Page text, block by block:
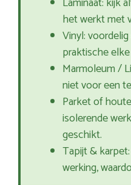
het werkt met
Vinyl:
praktische
Marmoleum /
niet voor een
Parket of
isolerende
geschikt.
Tapijt &
werking,